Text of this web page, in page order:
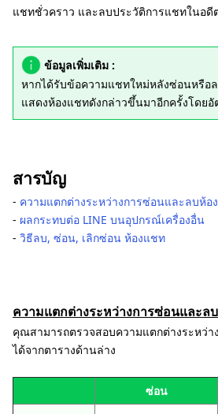
แชทชั่วคราว และลบประวัติการแชทในอดี
ข้อมูลเพิ่มเติม :
หากได้รับข้อความแชทใหม่หลังซ่อนหรือ
แสดงห้องแชทดังกล่าวขึ้นมาอีกครั้งโดย
สารบัญ
‐ ความแตกต่างระหว่างการซ่อนและลบห้อ
‐ ผลกระทบต่อ LINE บนอุปกรณ์เครื่องอื่น
‐ วิธีลบ, ซ่อน, เลิกซ่อน ห้องแชท
ความแตกต่างระหว่างการซ่อนและล
คุณสามารถตรวจสอบความแตกต่างระหว่
ได้จากตารางด้านล่าง
ซ่อน